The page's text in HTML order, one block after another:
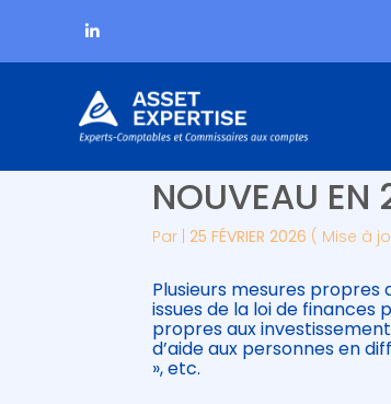
Aller
au
SECTEUR DE
NOUVEAU EN
Par |25 FÉVRIER 2026 ( Mise à
Plusieurs mesures propres
issues de la loi de finances
propres aux
d’aide aux personnes en
», etc.